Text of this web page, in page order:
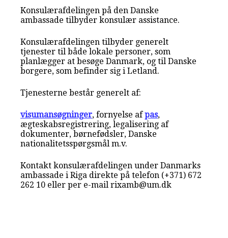
Konsulærafdelingen på den Danske
ambassade tilbyder konsulær assistance.
Konsulærafdelingen tilbyder generelt
tjenester til både lokale personer, som
planlægger at besøge Danmark, og til Danske
borgere, som befinder sig i Letland.
Tjenesterne består generelt af:
visumansøgninger, fornyelse afpas,
ægteskabsregistrering, legalisering af
dokumenter, børnefødsler, Danske
nationalitetsspørgsmål m.v.
Kontakt konsulærafdelingen under Danmarks
ambassade i Riga direkte på telefon (+371) 672
262 10 eller per e-mail rixamb@um.dk